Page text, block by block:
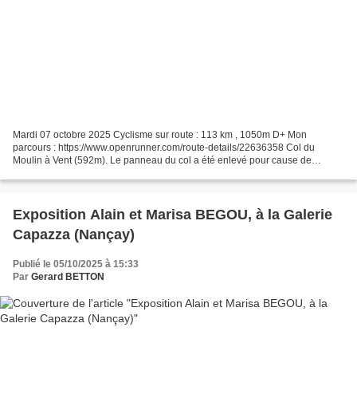
Mardi 07 octobre 2025 Cyclisme sur route : 113 km , 1050m D+ Mon
parcours : https://www.openrunner.com/route-details/22636358 Col du
Moulin à Vent (592m). Le panneau du col a été enlevé pour cause de
Exposition Alain et Marisa BEGOU, à la Galerie
Capazza (Nançay)
Publié le 05/10/2025 à 15:33
Par Gerard BETTON